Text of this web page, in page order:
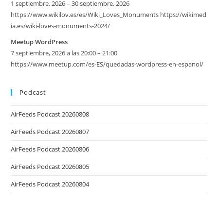
1 septiembre, 2026 – 30 septiembre, 2026
https://www.wikilov.es/es/Wiki_Loves_Monuments https://wikimed
ia.es/wiki-loves-monuments-2024/
Meetup WordPress
7 septiembre, 2026 a las 20:00 – 21:00
https://www.meetup.com/es-ES/quedadas-wordpress-en-espanol/
Podcast
AirFeeds Podcast 20260808
AirFeeds Podcast 20260807
AirFeeds Podcast 20260806
AirFeeds Podcast 20260805
AirFeeds Podcast 20260804